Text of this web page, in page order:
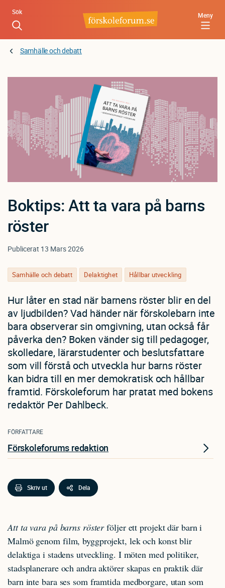
Hoppa
huvudinnehåll
Meny
Sök
Samhälle och debatt
Boktips: Att ta vara på barns
röster
Publicerat 13 Mars 2026
Samhälle och debatt Delaktighet Hållbar utveckling
Hur låter en stad när barnens röster blir en del
av ljudbilden? Vad händer när förskolebarn inte
bara observerar sin omgivning, utan också får
påverka den? Boken vänder sig till pedagoger,
skolledare, lärarstudenter och beslutsfattare
som vill förstå och utveckla hur barns röster
kan bidra till en mer demokratisk och hållbar
framtid. Förskoleforum har pratat med bokens
redaktör Per Dahlbeck.
FÖRFATTARE
Förskoleforums redaktion
Skriv ut Dela
Att ta vara på barns rösterföljer ett projekt där barn i
Malmö genom film, byggprojekt, lek och konst blir
delaktiga i stadens utveckling. I möten med politiker,
stadsplanerare och andra aktörer skapas en praktik där
barn inte bara ses som framtida medborgare, utan som